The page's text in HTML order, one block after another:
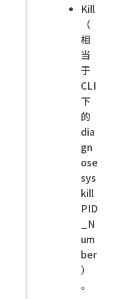
Kill
（
相
当
于
CLI
下
的
dia
gn
ose
sys
kill
PID
_N
um
ber
）
。